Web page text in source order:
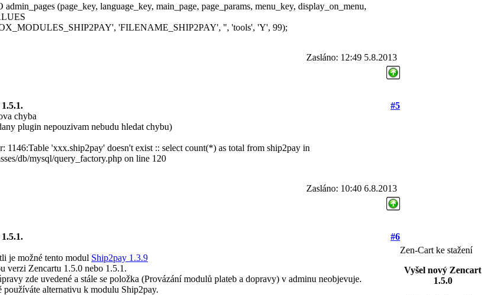
(page_key, language_key, main_page, page_params, menu_key, display_on_menu,
'FILENAME_SHIP2PAY', '', 'tools', 'Y', 99);
Zasláno: 12:49 5.8.2013
#5
chyba
plugin nepouzivam nebudu hledat chybu)
1146:Table 'xxx.ship2pay' doesn't exist :: select count(*) as total from ship2pay in
db/mysql/query_factory.php on line 120
Zasláno: 10:40 6.8.2013
#6
je možné tento modul Ship2pay 1.3.9
verzi Zencartu 1.5.0 nebo 1.5.1.
zde uvedené a stále se položka (Provázání modulů plateb a dopravy) v adminu neobjevuje.
používáte alternativu k modulu Ship2pay.
Zen-Cart ke stažení
Vyšel nový Zencart
1.5.0